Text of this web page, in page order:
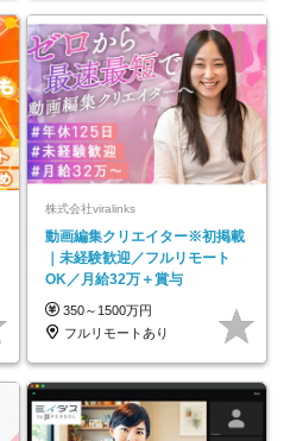
株式会社viralinks
動画編集クリエイター※初掲載
｜未経験歓迎／フルリモート
OK／月給32万＋賞与
350～1500万円
フルリモートあり